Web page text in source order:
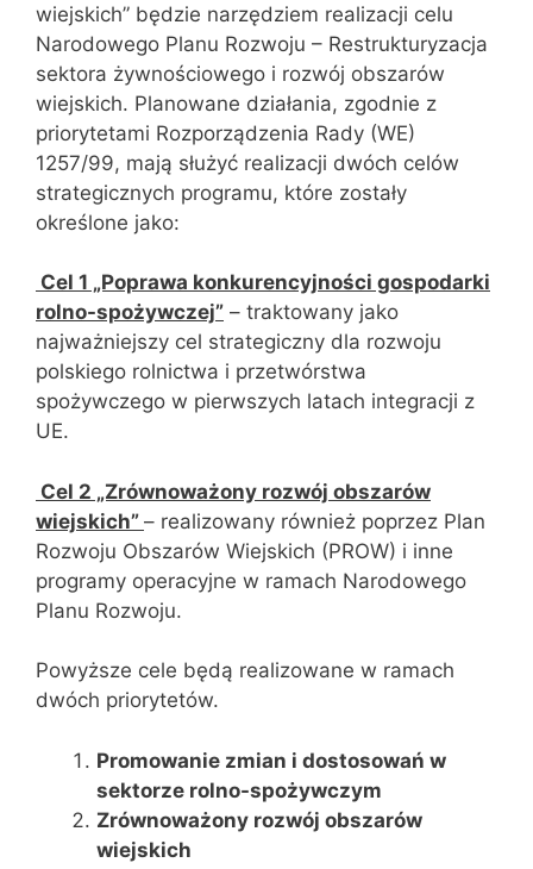
wiejskich” będzie narzędziem realizacji celu
Narodowego Planu Rozwoju – Restrukturyzacja
sektora żywnościowego i rozwój obszarów
wiejskich. Planowane działania, zgodnie z
priorytetami Rozporządzenia Rady (WE)
1257/99, mają służyć realizacji dwóch celów
strategicznych programu, które zostały
określone jako:
Cel 1 „Poprawa konkurencyjności gospodarki
rolno-spożywczej” – traktowany jako
najważniejszy cel strategiczny dla rozwoju
polskiego rolnictwa i przetwórstwa
spożywczego w pierwszych latach integracji z
UE.
Cel 2 „Zrównoważony rozwój obszarów
wiejskich” – realizowany również poprzez Plan
Rozwoju Obszarów Wiejskich (PROW) i inne
programy operacyjne w ramach Narodowego
Planu Rozwoju.
Powyższe cele będą realizowane w ramach
dwóch priorytetów.
Promowanie zmian i dostosowań w
sektorze rolno-spożywczym
Zrównoważony rozwój obszarów
wiejskich